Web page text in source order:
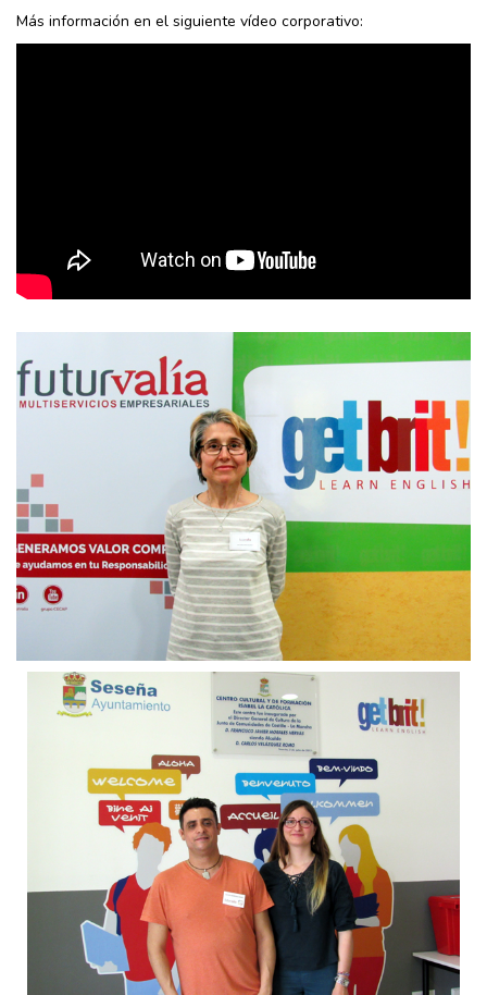
Más información en el siguiente vídeo corporativo: